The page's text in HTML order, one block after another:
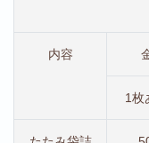
内容
1枚